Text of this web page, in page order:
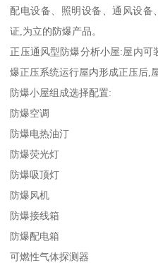
配电设备、照明设备、通风设备
证,为立的防爆产品。
正压通风型防爆分析小屋:屋内
爆正压系统运行屋内形成正压后,
防爆小屋组成选择配置:
防爆空调
防爆电热油汀
防爆荧光灯
防爆吸顶灯
防爆风机
防爆接线箱
防爆配电箱
可燃性气体探测器